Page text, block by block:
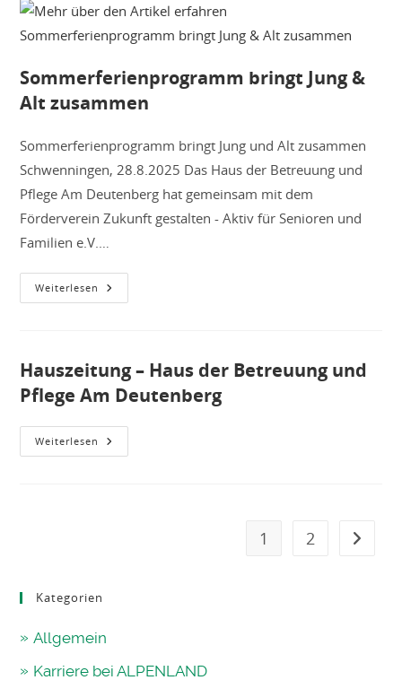
Sommerferienprogramm bringt Jung &
Alt zusammen
Sommerferienprogramm bringt Jung und Alt zusammen
Schwenningen, 28.8.2025 Das Haus der Betreuung und
Pflege Am Deutenberg hat gemeinsam mit dem
Förderverein Zukunft gestalten - Aktiv für Senioren und
Familien e.V.…
Weiterlesen Sommerferienprogramm
Bringt
Hauszeitung – Haus der Betreuung und
Pflege Am Deutenberg
Weiterlesen Hauszeitung
–
1 2 Gehe
Kategorien
Allgemein
Karriere bei ALPENLAND